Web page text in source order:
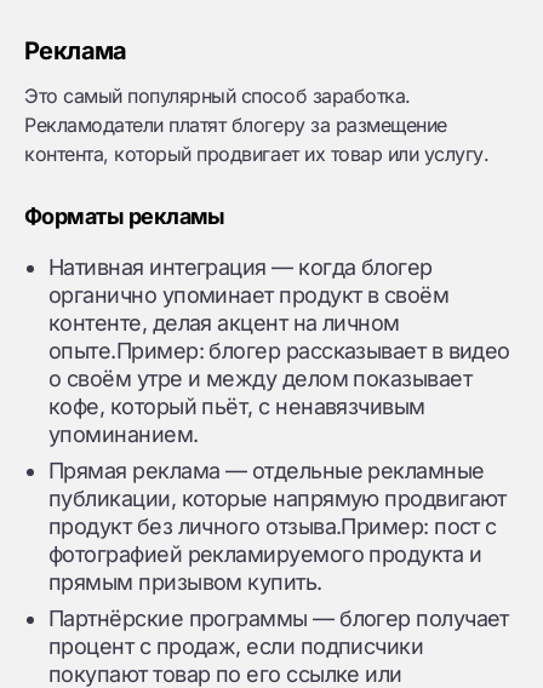
Реклама
Это самый популярный способ заработка.
Рекламодатели платят блогеру за размещение
контента, который продвигает их товар или услугу.
Форматы рекламы
Нативная интеграция — когда блогер
органично упоминает продукт в своём
контенте, делая акцент на личном
опыте.Пример: блогер рассказывает в видео
о своём утре и между делом показывает
кофе, который пьёт, с ненавязчивым
упоминанием.
Прямая реклама — отдельные рекламные
публикации, которые напрямую продвигают
продукт без личного отзыва.Пример: пост с
фотографией рекламируемого продукта и
прямым призывом купить.
Партнёрские программы — блогер получает
процент с продаж, если подписчики
покупают товар по его ссылке или